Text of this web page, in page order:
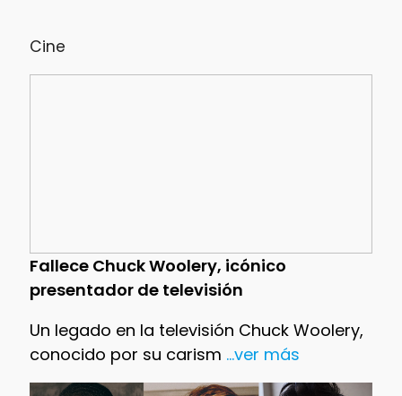
Cine
Fallece Chuck Woolery, icónico
presentador de televisión
Un legado en la televisión Chuck Woolery,
conocido por su carism ...ver más